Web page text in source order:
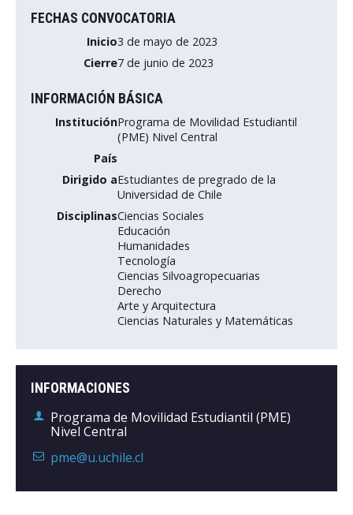
PUBLICACIONES
CENTROS
Estudiantes
Académicos
Egresados
INFORMACIONES
Programa de Movilidad Estudiantil (PME)
Nivel Central
pme@u.uchile.cl
FECHAS CONVOCATORIA
Inicio3 de mayo de 2023
Cierre7 de junio de 2023
INFORMACIÓN BÁSICA
InstituciónPrograma de Movilidad Estudiantil
(PME) Nivel Central
País
Dirigido aEstudiantes de pregrado de la
Universidad de Chile
DisciplinasCiencias Sociales
Educación
Humanidades
Tecnología
Ciencias Silvoagropecuarias
Derecho
Arte y Arquitectura
Ciencias Naturales y Matemáticas